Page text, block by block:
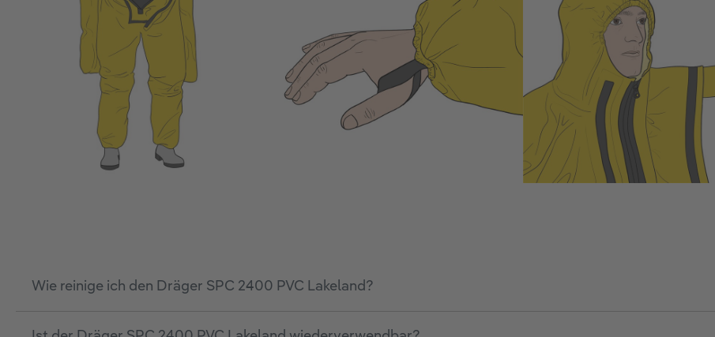
Wie reinige ich den Dräger SPC 2400 PVC Lakeland?